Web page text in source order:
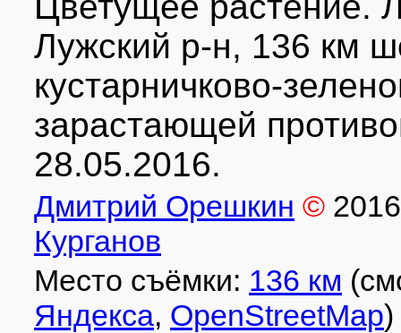
Лужский р-н, 136 км
кустарничково-
зарастающей
28.05.2016.
Дмитрий Орешкин © 2016
Курганов
Место съёмки: 136 км
Яндекса, OpenStreetMap)